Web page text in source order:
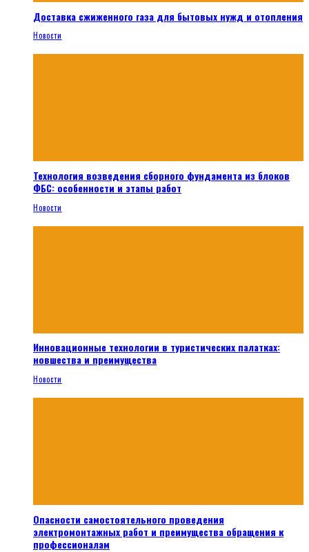
Доставка сжиженного газа для бытовых нужд и отопления
Новости
Технология возведения сборного фундамента из блоков
ФБС: особенности и этапы работ
Новости
Инновационные технологии в туристических палатках:
новшества и преимущества
Новости
Опасности самостоятельного проведения
электромонтажных работ и преимущества обращения к
профессионалам